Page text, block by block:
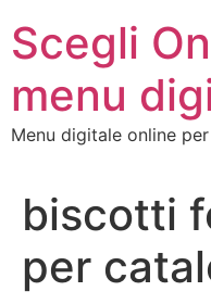
contenuto
Scegli
menu
Menu digitale online
biscotti
per